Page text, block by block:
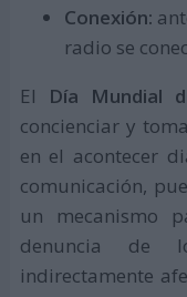
Conexión:
radio se
El
Día Mundial
concienciar y
en el acontecer
comunicación,
un mecanismo
denuncia de
indirectamente